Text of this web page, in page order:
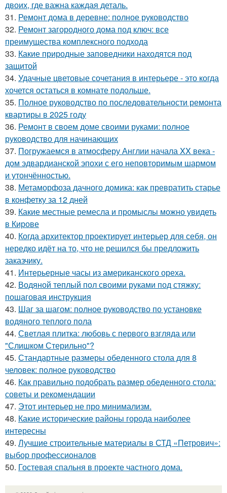
двоих, где важна каждая деталь.
31. Ремонт дома в деревне: полное руководство
32. Ремонт загородного дома под ключ: все
преимущества комплексного подхода
33. Какие природные заповедники находятся под
защитой
34. Удачные цветовые сочетания в интерьере - это когда
хочется остаться в комнате подольше.
35. Полное руководство по последовательности ремонта
квартиры в 2025 году
36. Ремонт в своем доме своими руками: полное
руководство для начинающих
37. Погружаемся в атмосферу Англии начала XX века -
дом эдвардианской эпохи с его неповторимым шармом
и утончённостью.
38. Метаморфоза дачного домика: как превратить старье
в конфетку за 12 дней
39. Какие местные ремесла и промыслы можно увидеть
в Кирове
40. Когда архитектор проектирует интерьер для себя, он
нередко идёт на то, что не решился бы предложить
заказчику.
41. Интерьерные часы из американского ореха.
42. Водяной теплый пол своими руками под стяжку:
пошаговая инструкция
43. Шаг за шагом: полное руководство по установке
водяного теплого пола
44. Светлая плитка: любовь с первого взгляда или
"Слишком Стерильно"?
45. Стандартные размеры обеденного стола для 8
человек: полное руководство
46. Как правильно подобрать размер обеденного стола:
советы и рекомендации
47. Этот интерьер не про минимализм.
48. Какие исторические районы города наиболее
интересны
49. Лучшие строительные материалы в СТД «Петрович»:
выбор профессионалов
50. Гостевая спальня в проекте частного дома.